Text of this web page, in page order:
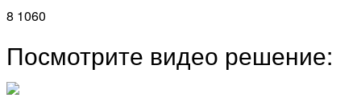
8 1060
Посмотрите видео решение: